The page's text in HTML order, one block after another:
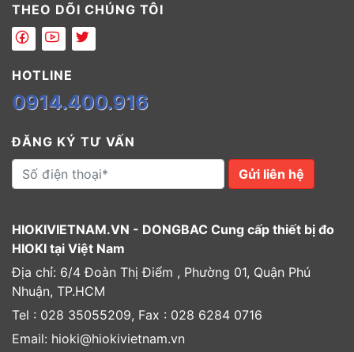
THEO DÕI CHÚNG TÔI
HOTLINE
0914.400.916
ĐĂNG KÝ TƯ VẤN
Gửi liên hệ
HIOKIVIETNAM.VN - DONGBAC Cung cấp thiết bị đo
HIOKI tại Việt Nam
Địa chỉ: 6/4 Đoàn Thị Điểm , Phường 01, Quận Phú
Nhuận, TP.HCM
Tel : 028 35055209, Fax : 028 6284 0716
Email: hioki@hiokivietnam.vn